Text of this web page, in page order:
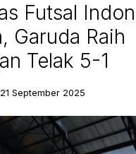
Futsal
Garuda Raih
Telak 5-1
21 September 2025